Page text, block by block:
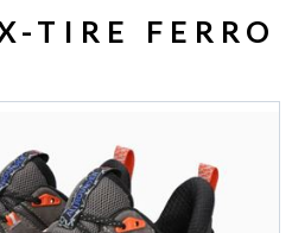
TIRE FERRO